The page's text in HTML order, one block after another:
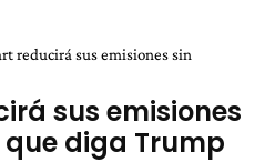
reducirá sus emisiones sin
sus emisiones
diga Trump